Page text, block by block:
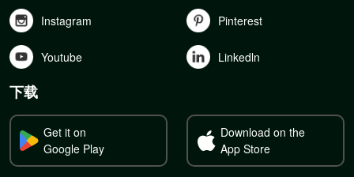
Instagram Pinterest
Youtube Linkedln
下载
Get it on
Google Play
Download on the
App Store